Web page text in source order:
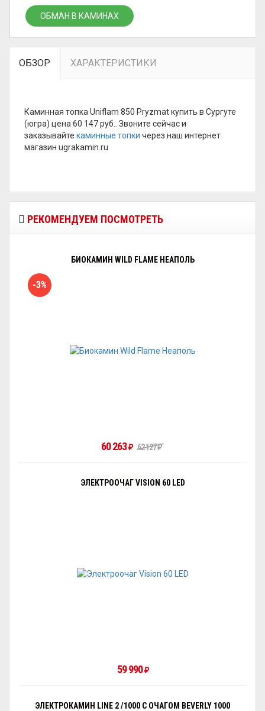
ОБМАН В КАМИНАХ
ОБЗОР ХАРАКТЕРИСТИКИ
Каминная топка Uniflam 850 Pryzmat купить в Сургуте
(югра) цена 60 147 руб.. Звоните сейчас и
заказывайте каминные топки через наш интернет
магазин ugrakamin.ru
РЕКОМЕНДУЕМ ПОСМОТРЕТЬ
БИОКАМИН WILD FLAME НЕАПОЛЬ
-3%
60 263 ₽ 62 127₽
ЭЛЕКТРООЧАГ VISION 60 LED
59 990 ₽
ЭЛЕКТРОКАМИН LINE 2 /1000 С ОЧАГОМ BEVERLY 1000